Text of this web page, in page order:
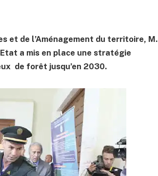
et de l’Aménagement du territoire, M.
a mis en place une stratégie
de forêt jusqu’en 2030.